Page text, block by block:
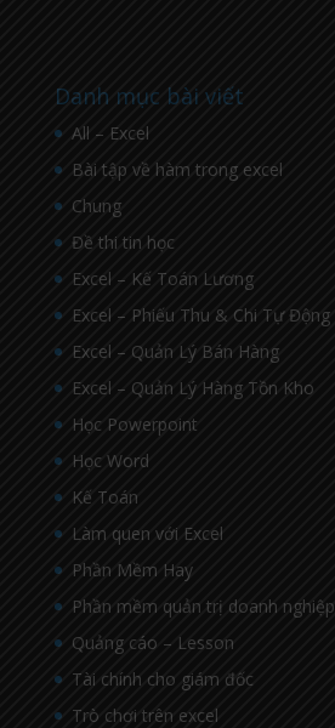
Danh mục bài viết
All – Excel
Bài tập về hàm trong excel
Chung
Đề thi tin học
Excel – Kế Toán Lương
Excel – Phiếu Thu & Chi Tự Động
Excel – Quản Lý Bán Hàng
Excel – Quản Lý Hàng Tồn Kho
Học Powerpoint
Học Word
Kế Toán
Làm quen với Excel
Phần Mềm Hay
Phần mềm quản trị doanh nghiệp
Quảng cáo – Lesson
Tài chính cho giám đốc
Trò chơi trên excel